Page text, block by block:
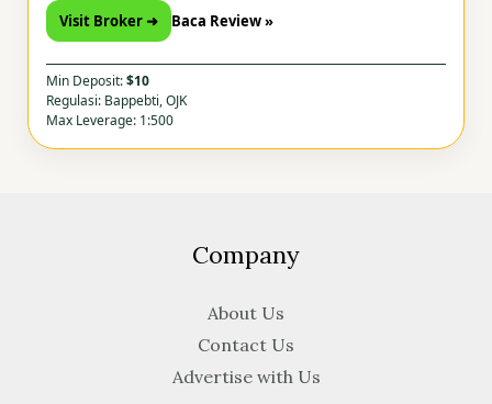
Visit Broker ➜ Baca Review »
Min Deposit:$10
Regulasi: Bappebti, OJK
Max Leverage: 1:500
Company
About Us
Contact Us
Advertise with Us